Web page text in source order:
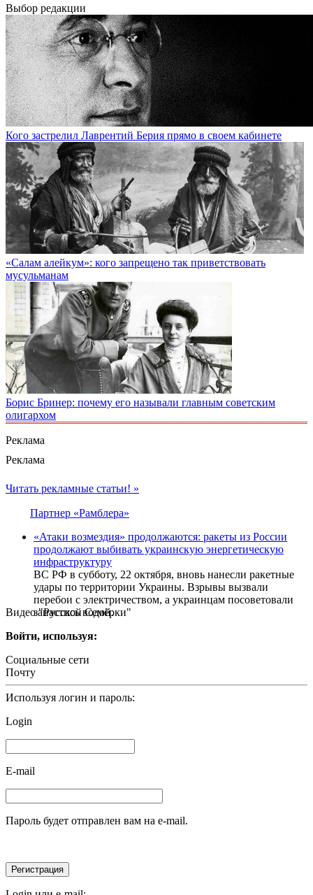
Выбор редакции
Кого застрелил Лаврентий Берия прямо в своем кабинете
«Салам алейкум»: кого запрещено так приветствовать
мусульманам
Борис Бринер: почему его называли главным советским
олигархом
Реклама
Реклама
Видео "Русской Семёрки"
Читать рекламные статьи! »
Партнер «Рамблера»
«Атаки возмездия» продолжаются: ракеты из России
продолжают выбивать украинскую энергетическую
инфраструктуру
ВС РФ в субботу, 22 октября, вновь нанесли ракетные
удары по территории Украины. Взрывы вызвали
перебои с электричеством, а украинцам посоветовали
запастись водой.
Войти, используя:
Социальные сети
Почту
Используя логин и пароль:
Login
E-mail
Пароль будет отправлен вам на e-mail.